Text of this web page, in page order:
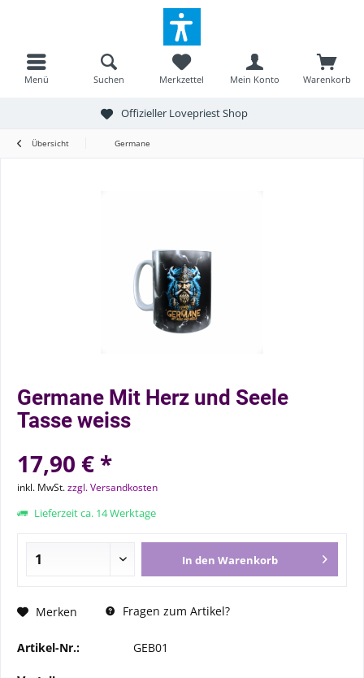
Menü Warenkorb
Merkzettel Mein Konto
Suchen
Offizieller Lovepriest Shop
Übersicht Germane
Germane Mit Herz und Seele
Tasse weiss
17,90 € *
inkl. MwSt.zzgl. Versandkosten
Lieferzeit ca. 14 Werktage
In den Warenkorb
Merken Fragen zum Artikel?
Artikel-Nr.: GEB01